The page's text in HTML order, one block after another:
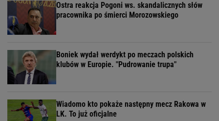
Ostra reakcja Pogoni ws. skandalicznych słów
pracownika po śmierci Morozowskiego
Boniek wydał werdykt po meczach polskich
klubów w Europie. "Pudrowanie trupa"
Wiadomo kto pokaże następny mecz Rakowa w
LK. To już oficjalne